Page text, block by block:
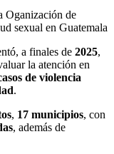
Oganización de
sexual en Guatemala
a finales de 2025,
la atención en
de violencia
.
, 17 municipios, con
, además de